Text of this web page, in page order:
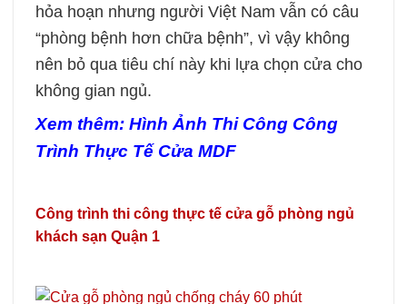
hỏa hoạn nhưng người Việt Nam vẫn có câu
“phòng bệnh hơn chữa bệnh”, vì vậy không
nên bỏ qua tiêu chí này khi lựa chọn cửa cho
không gian ngủ.
Xem thêm: Hình Ảnh Thi Công Công
Trình Thực Tế Cửa MDF
Công trình thi công thực tế cửa gỗ phòng ngủ
khách sạn Quận 1